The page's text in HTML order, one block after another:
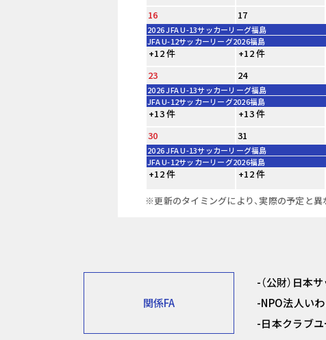
16
17
2026 JFA U-13サッカーリーグ福島
JFA U-12サッカーリーグ2026福島
+12 件 +12 件
23
24
2026 JFA U-13サッカーリーグ福島
JFA U-12サッカーリーグ2026福島
+13 件 +13 件
30
31
2026 JFA U-13サッカーリーグ福島
JFA U-12サッカーリーグ2026福島
+12 件 +12 件
※更新のタイミングにより、実際の予定と異
関係FA
（公財）日本
NPO法人い
日本クラブ